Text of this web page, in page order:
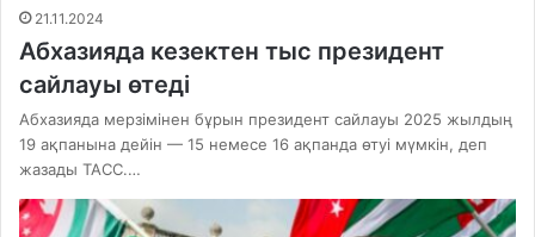
21.11.2024
Абхазияда кезектен тыс президент
сайлауы өтеді
Абхазияда мерзімінен бұрын президент сайлауы 2025 жылдың
19 ақпанына дейін — 15 немесе 16 ақпанда өтуі мүмкін, деп
жазады ТАСС.…